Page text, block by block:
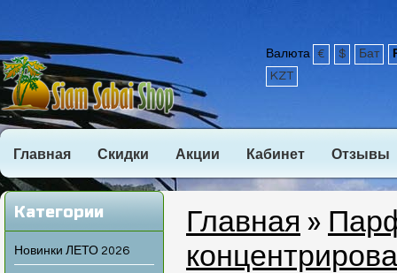
Валюта € $ Бат
KZT
Главная Скидки Акции Кабинет Отзывы
Категории
Новинки ЛЕТО 2026
Главная »